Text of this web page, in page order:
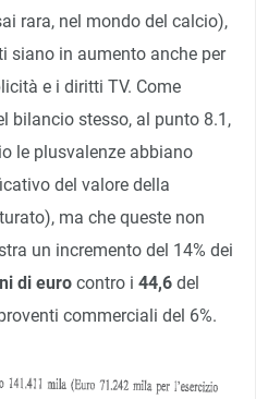
rara, nel mondo del calcio),
siano in aumento anche per
e i diritti TV. Come
bilancio stesso, al punto 8.1,
le plusvalenze abbiano
del valore della
ma che queste non
un incremento del 14% dei
di euro contro i 44,6 del
commerciali del 6%.